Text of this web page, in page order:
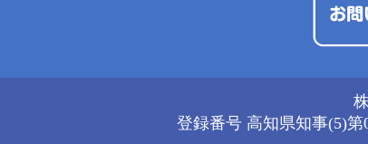
登録番号 高知県知事(5)第